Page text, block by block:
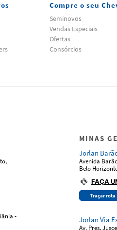
Compre o seu
Seminovos
Vendas Especiais
Ofertas
Consórcios
-
MINAS
Jorlan
Avenida
Belo
FAÇA
Traçar rota
Jorlan Via
Av. Pres.